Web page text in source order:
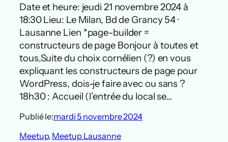
Date et heure: jeudi 21 novembre 2024 à
18:30 Lieu: Le Milan, Bd de Grancy 54 ·
Lausanne Lien *page-builder =
constructeurs de page Bonjour à toutes et
tous,Suite du choix cornélien (?) en vous
expliquant les constructeurs de page pour
WordPress, dois-je faire avec ou sans ?
18h30 : Accueil (l’entrée du local se…
Publié le:mardi 5 novembre 2024
Meetup, Meetup Lausanne